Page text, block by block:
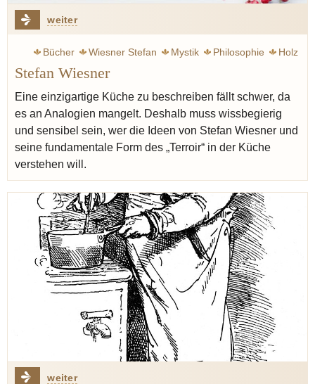
weiter
Bücher Wiesner Stefan Mystik Philosophie
Holz
Piment
Wissing Michael
Stein
Terroir Knoblauch
Stefan Wiesner
Eine einzigartige Küche zu beschreiben fällt schwer, da
es an Analogien mangelt. Deshalb muss wissbegierig
und sensibel sein, wer die Ideen von Stefan Wiesner und
seine fundamentale Form des „Terroir“ in der Küche
verstehen will.
weiter